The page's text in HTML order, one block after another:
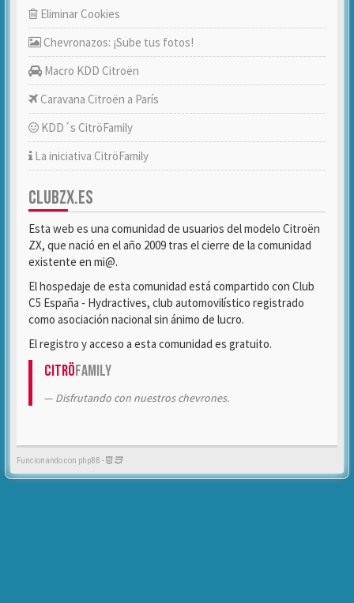
Eliminar Cookies
Chevronazos: ¡Sube tus fotos!
Macro KDD Citroën
Caravana Citroën a París
KDD´s CitröFamily
La iniciativa CitröFamily
CLUBZX.ES
Esta web es una comunidad de usuarios del modelo Citroën
ZX, que nació en el año 2009 tras el cierre de la comunidad
existente en mi@.
El hospedaje de esta comunidad está compartido con Club
C5 España - Hydractives, club automovilístico registrado
como asociación nacional sin ánimo de lucro.
El registro y acceso a esta comunidad es gratuito.
CitröFamily
Disfrutando con nuestros chevrones.
Funcionando con phpBB -